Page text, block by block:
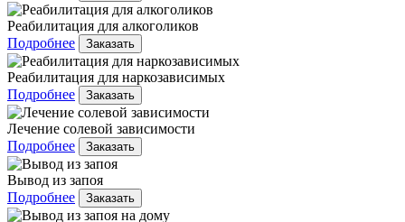
Реабилитация для алкоголиков
Подробнее
Заказать
Реабилитация для наркозависимых
Подробнее
Заказать
Лечение солевой зависимости
Подробнее
Заказать
Вывод из запоя
Подробнее
Заказать